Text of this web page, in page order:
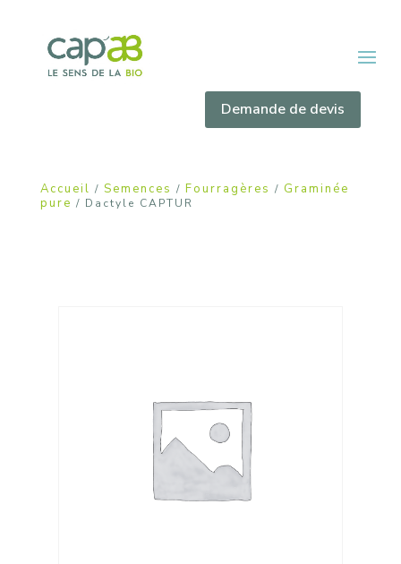
Demande de devis
Accueil / Semences / Fourragères / Graminée
pure / Dactyle CAPTUR